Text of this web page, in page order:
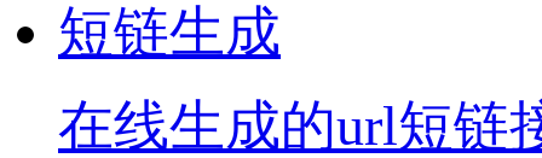
短链生成
在线生成的url短链